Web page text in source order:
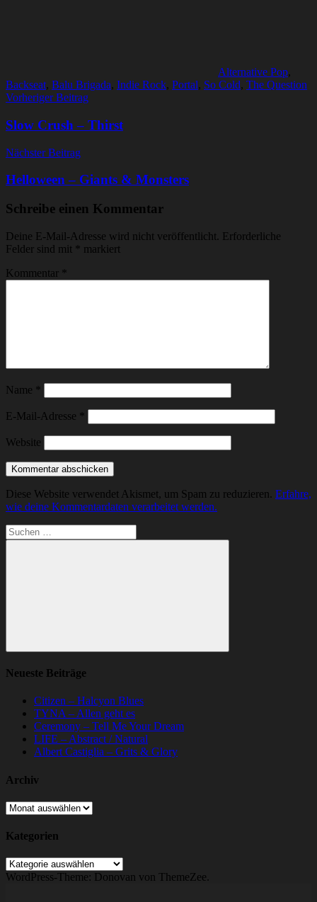
Alternative Pop,
Backseat, Balu Brigada, Indie Rock, Portal, So Cold, The Question
Beitragsnavigation
Vorheriger Beitrag
Slow Crush – Thirst
Nächster Beitrag
Helloween – Giants & Monsters
Schreibe einen Kommentar
Deine E-Mail-Adresse wird nicht veröffentlicht. Erforderliche
Felder sind mit * markiert
Kommentar *
Name *
E-Mail-Adresse *
Website
Diese Website verwendet Akismet, um Spam zu reduzieren. Erfahre,
wie deine Kommentardaten verarbeitet werden.
Suchen
nach:
Suchen
Neueste Beiträge
Citizen – Halcyon Blues
TYNA – Allen geht es
Ceremony – Tell Me Your Dream
LIFE – Abstract / Natural
Albert Castiglia – Grits & Glory
Archiv
Archiv
Kategorien
Kategorien
WordPress-Theme: Donovan von ThemeZee.